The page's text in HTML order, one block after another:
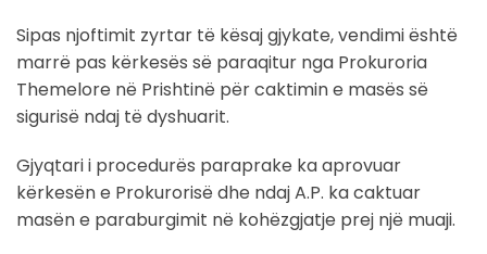
Sipas njoftimit zyrtar të kësaj gjykate, vendimi është
marrë pas kërkesës së paraqitur nga Prokuroria
Themelore në Prishtinë për caktimin e masës së
sigurisë ndaj të dyshuarit.
Gjyqtari i procedurës paraprake ka aprovuar
kërkesën e Prokurorisë dhe ndaj A.P. ka caktuar
masën e paraburgimit në kohëzgjatje prej një muaji.